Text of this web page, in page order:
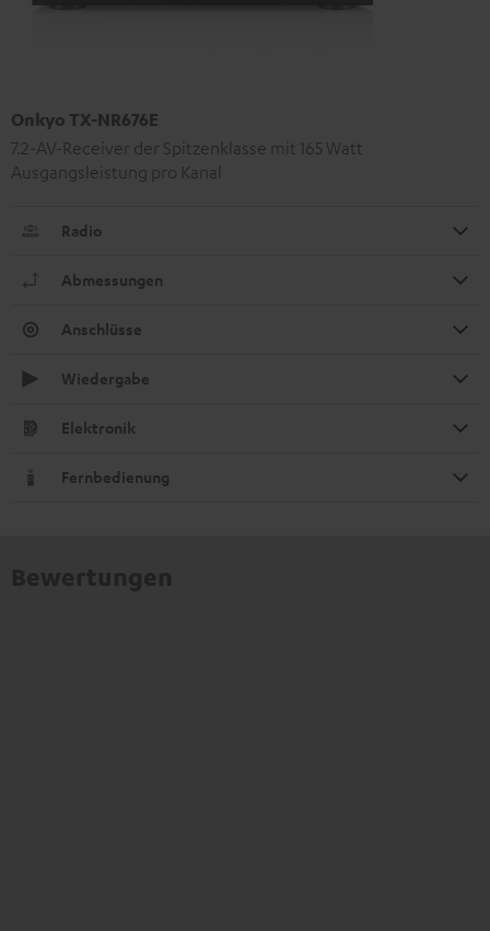
Onkyo TX-NR676E
7.2-AV-Receiver der Spitzenklasse mit 165 Watt
Ausgangsleistung pro Kanal
Radio
Abmessungen
Anschlüsse
Wiedergabe
Elektronik
Fernbedienung